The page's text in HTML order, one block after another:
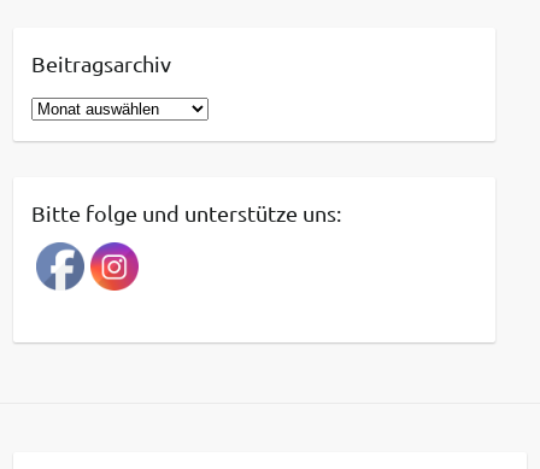
Beitragsarchiv
B
e
r
a
g
a
Bitte folge und unterstütze uns: